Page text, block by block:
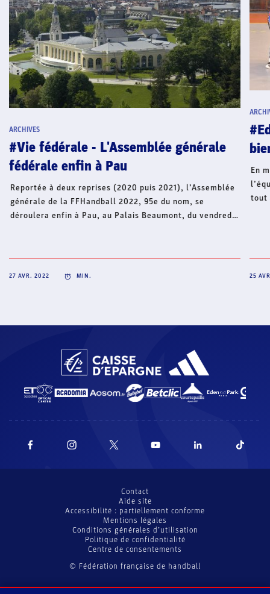
ARCHIVES
#Vie fédérale - L'Assemblée générale
fédérale enfin à Pau
Reportée à deux reprises (2020 puis 2021), l’Assemblée
générale de la FFHandball 2022, 95e du nom, se
déroulera enfin à Pau, au Palais Beaumont, du vendredi
marine seront tous rassemblés, une première depuis
27 AVR. 2022 MIN.
En
tout
25
© Fédération française de handball
Contact
Aide site
Accessibilité : partiellement conforme
Mentions légales
Conditions générales d’utilisation
Politique de confidentialité
Centre de consentements